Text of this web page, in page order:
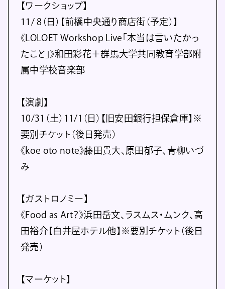
【ワークショップ】
11/ 8（日）【前橋中央通り商店街（予定）】
《LOLOET Workshop Live「本当は言いたかっ
たこと」》和田彩花＋群馬大学共同教育学部附
属中学校音楽部
【演劇】
10/31（土）11/1（日）【旧安田銀行担保倉庫】※
要別チケット（後日発売）
《koe oto note》藤田貴大、原田郁子、青柳いづ
み
【ガストロノミー】
《Food as Art？》浜田岳文、ラスムス・ムンク、高
田裕介【白井屋ホテル他】※要別チケット（後日
発売）
【マーケット】